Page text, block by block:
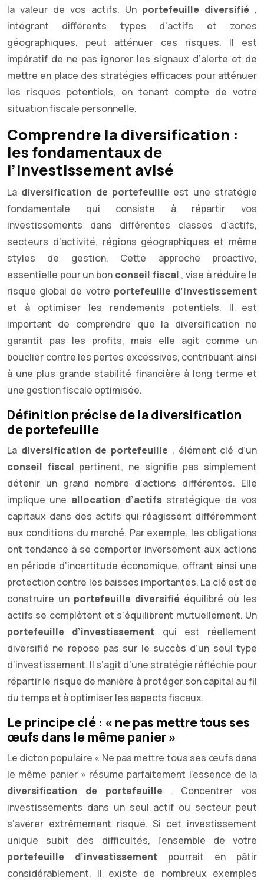
la valeur de vos actifs. Un portefeuille diversifié ,
intégrant différents types d’actifs et zones
géographiques, peut atténuer ces risques. Il est
impératif de ne pas ignorer les signaux d’alerte et de
mettre en place des stratégies efficaces pour atténuer
les risques potentiels, en tenant compte de votre
situation fiscale personnelle.
Comprendre la diversification :
les fondamentaux de
l’investissement avisé
La diversification de portefeuille est une stratégie
fondamentale qui consiste à répartir vos
investissements dans différentes classes d’actifs,
secteurs d’activité, régions géographiques et même
styles de gestion. Cette approche proactive,
essentielle pour un bon conseil fiscal , vise à réduire le
risque global de votre portefeuille d’investissement
et à optimiser les rendements potentiels. Il est
important de comprendre que la diversification ne
garantit pas les profits, mais elle agit comme un
bouclier contre les pertes excessives, contribuant ainsi
à une plus grande stabilité financière à long terme et
une gestion fiscale optimisée.
Définition précise de la diversification
de portefeuille
La diversification de portefeuille , élément clé d’un
conseil fiscal pertinent, ne signifie pas simplement
détenir un grand nombre d’actions différentes. Elle
implique une allocation d’actifs stratégique de vos
capitaux dans des actifs qui réagissent différemment
aux conditions du marché. Par exemple, les obligations
ont tendance à se comporter inversement aux actions
en période d’incertitude économique, offrant ainsi une
protection contre les baisses importantes. La clé est de
construire un portefeuille diversifié équilibré où les
actifs se complètent et s’équilibrent mutuellement. Un
portefeuille d’investissement qui est réellement
diversifié ne repose pas sur le succès d’un seul type
d’investissement. Il s’agit d’une stratégie réfléchie pour
répartir le risque de manière à protéger son capital au fil
du temps et à optimiser les aspects fiscaux.
Le principe clé : « ne pas mettre tous ses
œufs dans le même panier »
Le dicton populaire « Ne pas mettre tous ses œufs dans
le même panier » résume parfaitement l’essence de la
diversification de portefeuille . Concentrer vos
investissements dans un seul actif ou secteur peut
s’avérer extrêmement risqué. Si cet investissement
unique subit des difficultés, l’ensemble de votre
portefeuille d’investissement pourrait en pâtir
considérablement. Il existe de nombreux exemples